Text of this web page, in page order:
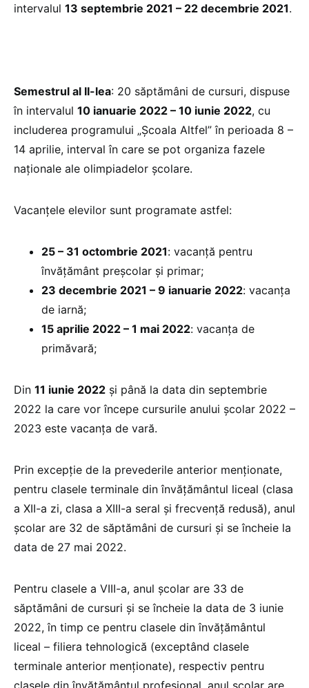
intervalul 13 septembrie 2021 – 22 decembrie 2021.
Semestrul al II-lea: 20 săptămâni de cursuri, dispuse
în intervalul 10 ianuarie 2022 – 10 iunie 2022, cu
includerea programului „Școala Altfel” în perioada 8 –
14 aprilie, interval în care se pot organiza fazele
naționale ale olimpiadelor școlare.
Vacanțele elevilor sunt programate astfel:
25 – 31 octombrie 2021: vacanță pentru
învățământ preșcolar și primar;
23 decembrie 2021 – 9 ianuarie 2022: vacanța
de iarnă;
15 aprilie 2022 – 1 mai 2022: vacanța de
primăvară;
Din 11 iunie 2022 și până la data din septembrie
2022 la care vor începe cursurile anului școlar 2022 –
2023 este vacanța de vară.
Prin excepție de la prevederile anterior menționate,
pentru clasele terminale din învățământul liceal (clasa
a XII-a zi, clasa a XIII-a seral și frecvență redusă), anul
școlar are 32 de săptămâni de cursuri și se încheie la
data de 27 mai 2022.
Pentru clasele a VIII-a, anul școlar are 33 de
săptămâni de cursuri și se încheie la data de 3 iunie
2022, în timp ce pentru clasele din învățământul
liceal – filiera tehnologică (exceptând clasele
terminale anterior menționate), respectiv pentru
clasele din învățământul profesional, anul școlar are